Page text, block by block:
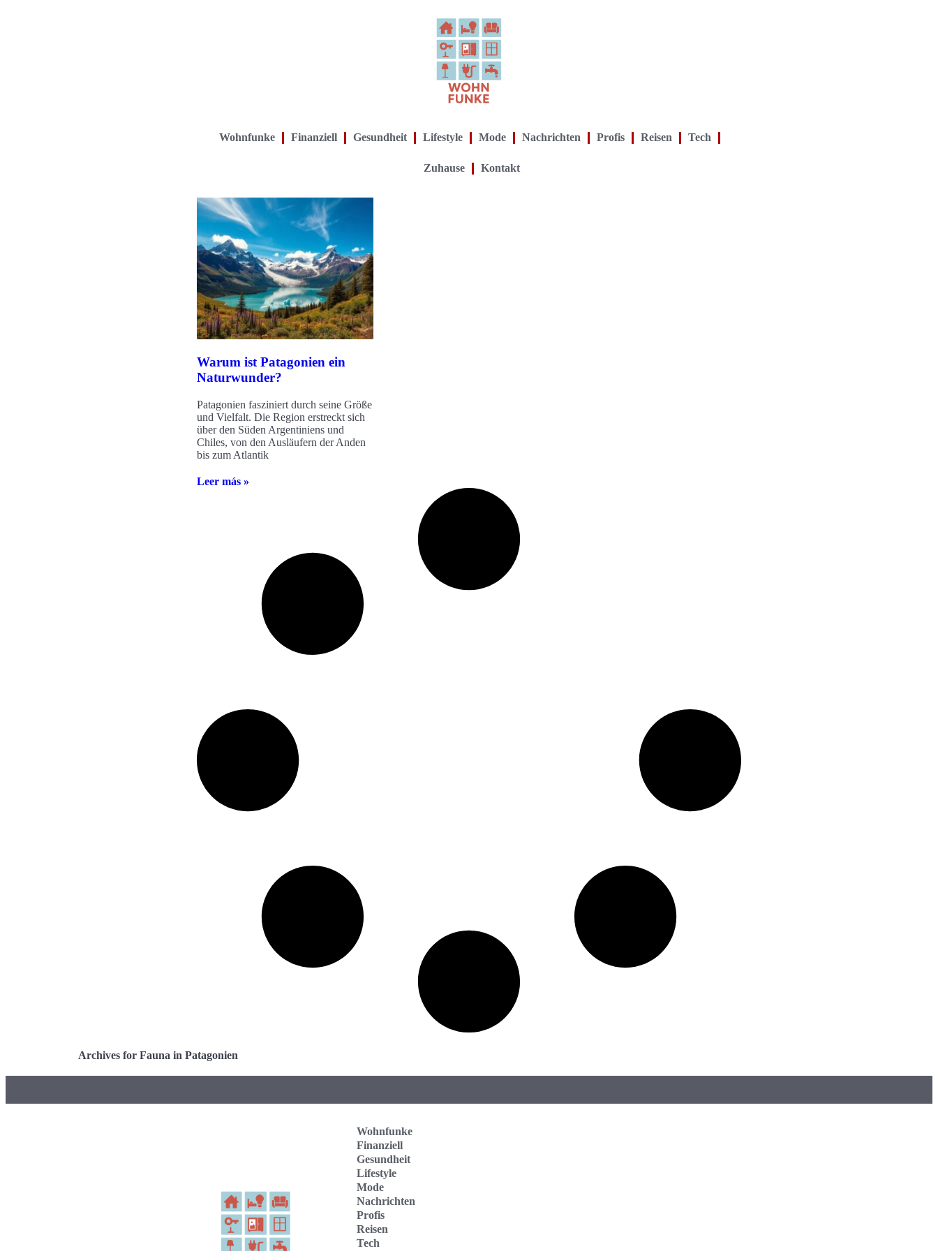
Wohnfunke Finanziell Gesundheit Lifestyle Mode Nachrichten Profis Reisen Tech
Zuhause Kontakt
Warum ist Patagonien ein
Naturwunder?
Patagonien fasziniert durch seine Größe
und Vielfalt. Die Region erstreckt sich
über den Süden Argentiniens und
Chiles, von den Ausläufern der Anden
bis zum Atlantik
Leer más »
Archives for Fauna in Patagonien
Wohnfunke
Finanziell
Gesundheit
Lifestyle
Mode
Nachrichten
Profis
Reisen
Tech